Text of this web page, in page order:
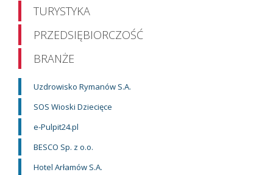
TURYSTYKA
PRZEDSIĘBIORCZOŚĆ
BRANŻE
Uzdrowisko Rymanów S.A.
SOS Wioski Dziecięce
e-Pulpit24.pl
BESCO Sp. z o.o.
Hotel Arłamów S.A.